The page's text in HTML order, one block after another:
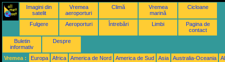
Imagini din
satelit
Vremea
aeroporturi
Climă
Vremea
marină
Cicloane
Fulgere Aeroporturi Întrebări Limbi
Pagina de
contact
Buletin
informativ
Despre
Vremea : Europa Africa America de Nord America de Sud Asia Australia-Oceania